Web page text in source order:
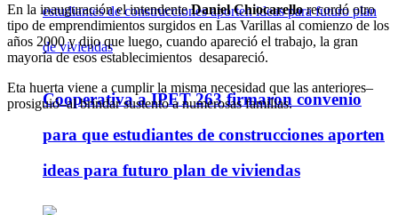
Cooperativa a IPET 263 firmaron convenio
para que estudiantes de construcciones aporten
ideas para futuro plan de viviendas
En la inauguración el intendenteDaniel Chiocarellorecordó otro
tipo de emprendimientos surgidos en Las Varillas al comienzo de los
años 2000 y dijo que luego, cuando apareció el trabajo, la gran
mayoría de esos establecimientos desapareció.
Eta huerta viene a cumplir la misma necesidad que las anteriores–
prosiguió–al brindar sustento a numerosas familias.